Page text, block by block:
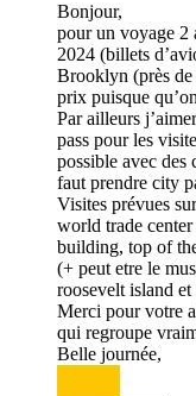
Bonjour,
pour un voyage 2
2024 (billets
Brooklyn (près de
prix puisque
Par ailleurs
pass pour les
possible avec des
faut prendre city
Visites prévues
world trade
building, top of
(+ peut etre le
roosevelt island
Merci pour votre
qui regroupe
Belle journée,